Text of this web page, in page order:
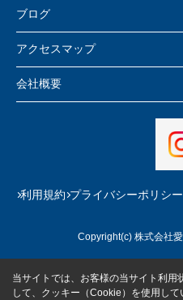
ブログ
アクセスマップ
会社概要
利用規約 プライバシーポリシー
Copyright(c) 株式会社
当サイトでは、お客様の当サイト利用
して、クッキー（Cookie）を使用して